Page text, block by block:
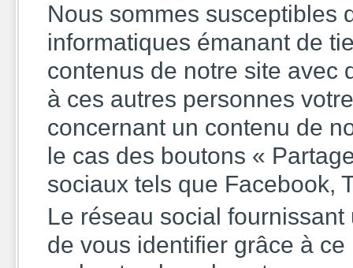
Nous sommes susceptibles
informatiques émanant de
contenus de notre site avec
à ces autres personnes
concernant un contenu de
le cas des boutons «
sociaux tels que Facebook,
Le réseau social
de vous identifier grâce à